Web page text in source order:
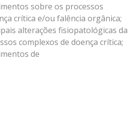
sobre os processos
crítica e/ou falência orgânica;
alterações fisiopatológicas da
complexos de doença crítica;
de